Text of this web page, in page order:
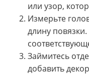
или узор,
Измерьте
длину
Займитесь
добавить